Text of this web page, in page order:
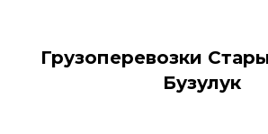
Грузоперевозки
Бузулук